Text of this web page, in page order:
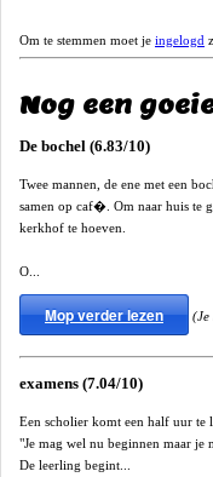
Om te stemmen moet je ingelogd
Nog een
De bochel (6.83/10)
Twee mannen, de ene met een
samen op caf�. Om naar huis te
kerkhof te hoeven.
O...
Mop verder lezen (Je
examens (7.04/10)
Een scholier komt een half uur te
"Je mag wel nu beginnen maar
De leerling begint...